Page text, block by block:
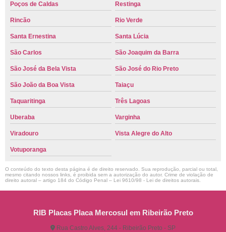
Poços de Caldas Restinga
Rincão Rio Verde
Santa Ernestina Santa Lúcia
São Carlos São Joaquim da Barra
São José da Bela Vista São José do Rio Preto
São João da Boa Vista Taiaçu
Taquaritinga Três Lagoas
Uberaba Varginha
Viradouro Vista Alegre do Alto
Votuporanga
O conteúdo do texto desta página é de direito reservado. Sua reprodução, parcial ou total,
mesmo citando nossos links, é proibida sem a autorização do autor. Crime de violação de
direito autoral – artigo 184 do Código Penal – Lei 9610/98 - Lei de direitos autorais
RIB Placas Placa Mercosul em Ribeirão Preto
Rua Castro Alves, 244 - Ribeirão Preto - SP